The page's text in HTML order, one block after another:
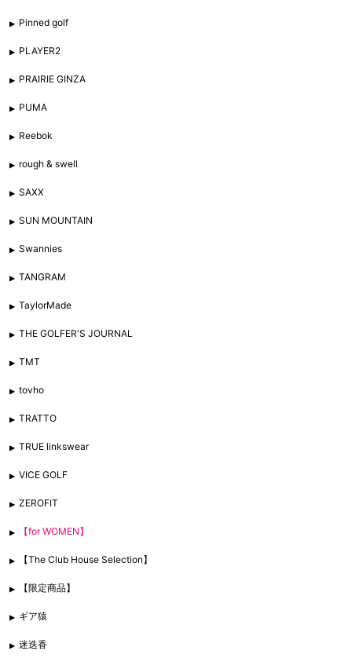
Pinned golf
PLAYER2
PRAIRIE GINZA
PUMA
Reebok
rough & swell
SAXX
SUN MOUNTAIN
Swannies
TANGRAM
TaylorMade
THE GOLFER'S JOURNAL
TMT
tovho
TRATTO
TRUE linkswear
VICE GOLF
ZEROFIT
【for WOMEN】
【The Club House Selection】
【限定商品】
ギア猿
迷迭香